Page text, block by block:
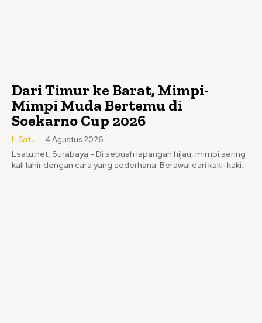
Dari Timur ke Barat, Mimpi-
Mimpi Muda Bertemu di
Soekarno Cup 2026
L Satu - 4 Agustus 2026
Lsatu.net, Surabaya - Di sebuah lapangan hijau, mimpi sering
kali lahir dengan cara yang sederhana. Berawal dari kaki-kaki...